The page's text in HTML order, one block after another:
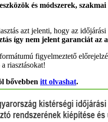
és módszerek,
azt jelenti, hogy az
így nem jelent garanciát
figyelmeztető
riasztásokat!
bővebben itt olvashat.